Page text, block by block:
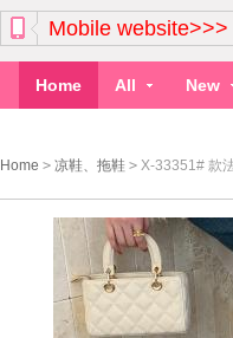
Mobile website>>>
Home All New
Home > 凉鞋、拖鞋 > X-33351# 款